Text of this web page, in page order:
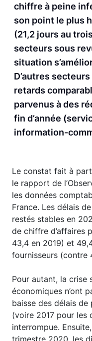
chiffre à peine
son point le plus
(21,2 jours au
secteurs sous
situation
D’autres
retards
parvenus à des
fin d’année
information-
Le constat fait à
le rapport de
les données
France. Les délais
restés stables en
de chiffre d’affaires
43,4 en 2019) et
fournisseurs (contre
Pour autant, la crise
économiques n’ont
baisse des délais de
(voire 2017 pour les
interrompue.
trimestre 2020, les